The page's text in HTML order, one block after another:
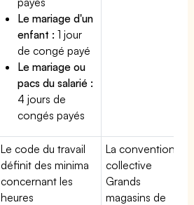
Le mariage d'un
enfant : 1 jour
de congé payé
Le mariage ou
pacs du salarié :
4 jours de
congés payés
Le code du travail
définit des minima
concernant les
heures
La convention
collective
Grands
magasins de